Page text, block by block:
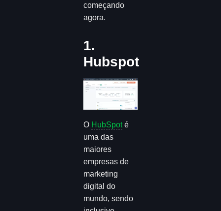
começando
agora.
1.
Hubspot
O HubSpoté
uma das
maiores
empresas de
marketing
digital do
mundo, sendo